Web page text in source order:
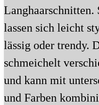
lassen sich leicht
lässig oder trendy.
schmeichelt
und kann mit
und Farben